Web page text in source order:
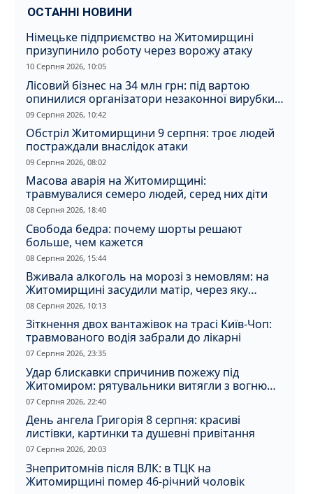
ОСТАННІ НОВИНИ
Німецьке підприємство на Житомирщині
призупинило роботу через ворожу атаку
10 Серпня 2026, 10:05
Лісовий бізнес на 34 млн грн: під вартою
опинилися організатори незаконної вирубки
на Житомирщині
09 Серпня 2026, 10:42
Обстріл Житомирщини 9 серпня: троє людей
постраждали внаслідок атаки
09 Серпня 2026, 08:02
Масова аварія на Житомирщині:
травмувалися семеро людей, серед них діти
08 Серпня 2026, 18:40
Свобода бедра: почему шорты решают
больше, чем кажется
08 Серпня 2026, 15:44
Вживала алкоголь на морозі з немовлям: на
Житомирщині засудили матір, через яку
дитина отримала обмороження
08 Серпня 2026, 10:13
Зіткнення двох вантажівок на трасі Київ-Чоп:
травмованого водія забрали до лікарні
07 Серпня 2026, 23:35
Удар блискавки спричинив пожежу під
Житомиром: рятувальники витягли з вогню
кота
07 Серпня 2026, 22:40
День ангела Григорія 8 серпня: красиві
листівки, картинки та душевні привітання
07 Серпня 2026, 20:03
Знепритомнів після ВЛК: в ТЦК на
Житомирщині помер 46-річний чоловік